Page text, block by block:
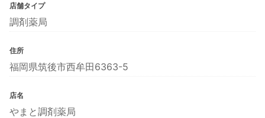
店舗タイプ
調剤薬局
住所
福岡県筑後市西牟田6363-5
店名
やまと調剤薬局